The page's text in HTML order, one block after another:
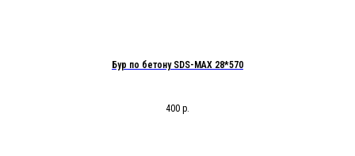
Бур по бетону SDS-MAX 28*570
400 р.